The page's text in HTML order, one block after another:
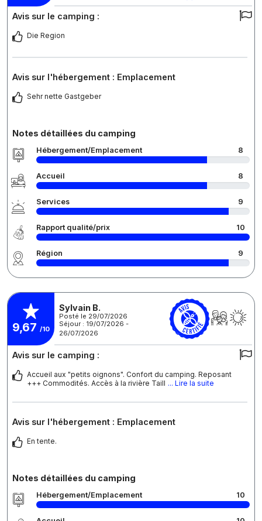
Avis sur le camping :
Die Region
Avis sur l'hébergement : Emplacement
Sehr nette Gastgeber
Notes détaillées du camping
Hébergement/Emplacement 8
Accueil 8
Services 9
Rapport qualité/prix 10
Région 9
9,67 /10
Sylvain B.
Posté le 29/07/2026
Séjour : 19/07/2026 -
26/07/2026
Avis sur le camping :
Accueil aux "petits oignons". Confort du camping. Reposant
+++ Commodités. Accès à la rivière Taill ... Lire la suite
Avis sur l'hébergement : Emplacement
En tente.
Notes détaillées du camping
Hébergement/Emplacement 10